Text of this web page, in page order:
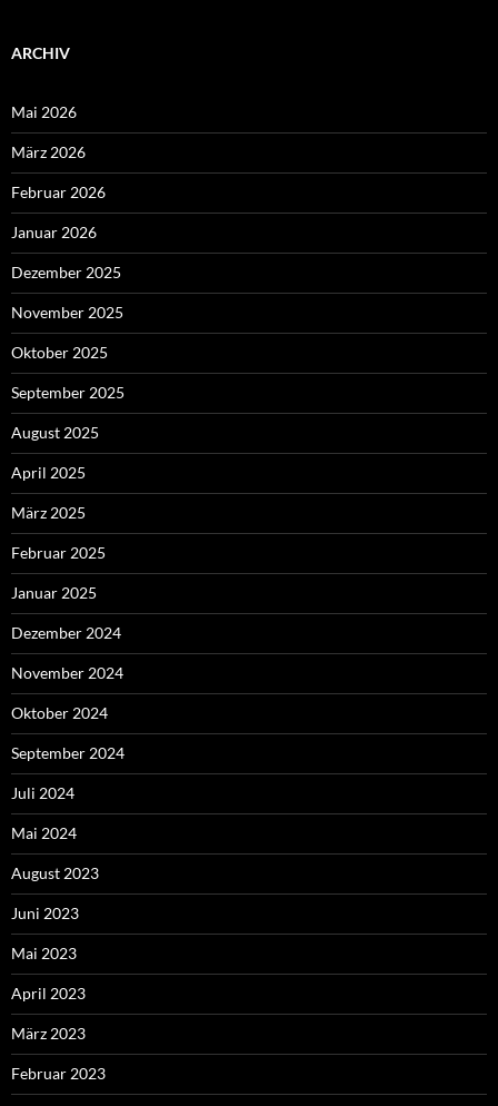
ARCHIV
Mai 2026
März 2026
Februar 2026
Januar 2026
Dezember 2025
November 2025
Oktober 2025
September 2025
August 2025
April 2025
März 2025
Februar 2025
Januar 2025
Dezember 2024
November 2024
Oktober 2024
September 2024
Juli 2024
Mai 2024
August 2023
Juni 2023
Mai 2023
April 2023
März 2023
Februar 2023